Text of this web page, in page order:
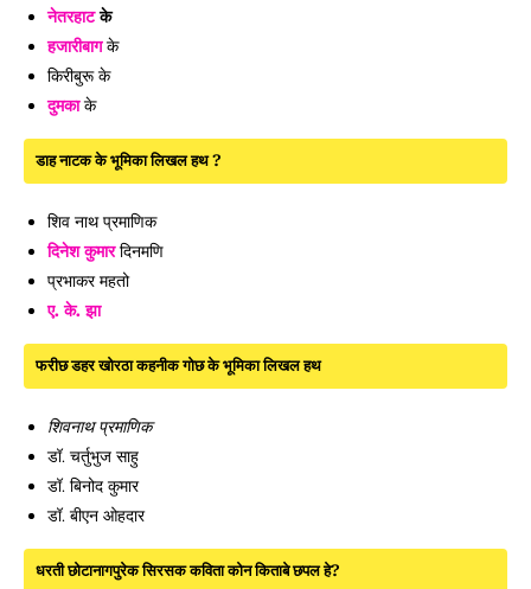
नेतरहाटके
हजारीबागके
किरीबुरू के
दुमकाके
डाह नाटक के भूमिका लिखल हथ ?
शिव नाथ प्रमाणिक
दिनेश कुमारदिनमणि
प्रभाकर महतो
ए. के. झा
फरीछ डहर खोरठा कहनीक गोछ के भूमिका लिखल हथ
शिवनाथ प्रमाणिक
डॉ. चर्तुभुज साहु
डॉ. बिनोद कुमार
डॉ. बीएन ओहदार
धरती छोटानागपुरेक सिरसक कविता कोन किताबे छपल हे?